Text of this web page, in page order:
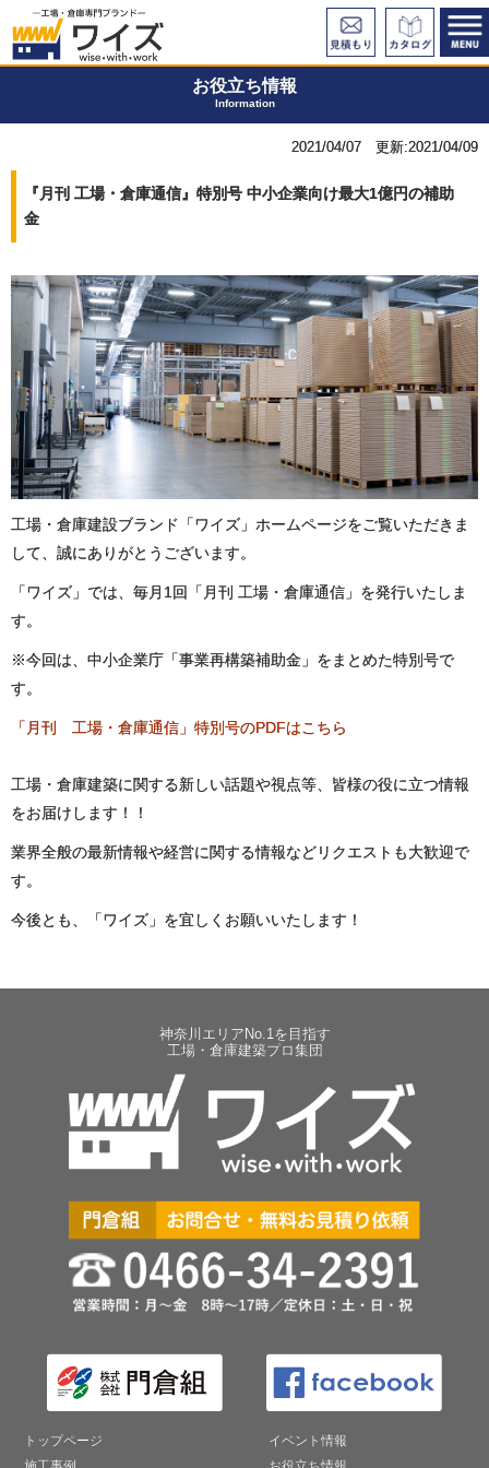
お役立ち情報
Information
2021/04/07 更新:2021/04/09
『月刊 工場・倉庫通信』特別号 中小企業向け最大1億円の補助
金
工場・倉庫建設ブランド「ワイズ」ホームページをご覧いただきま
して、誠にありがとうございます。
「ワイズ」では、毎月1回「月刊 工場・倉庫通信」を発行いたしま
す。
※今回は、中小企業庁「事業再構築補助金」をまとめた特別号で
す。
「月刊 工場・倉庫通信」特別号のPDFはこちら
工場・倉庫建築に関する新しい話題や視点等、皆様の役に立つ情報
をお届けします！！
業界全般の最新情報や経営に関する情報などリクエストも大歓迎で
す。
今後とも、「ワイズ」を宜しくお願いいたします！
神奈川エリアNo.1を目指す
工場・倉庫建築プロ集団
トップページ
イベント情報